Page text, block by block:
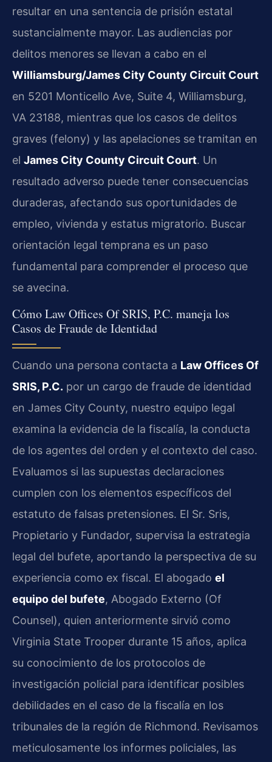
resultar en una sentencia de prisión estatal
sustancialmente mayor. Las audiencias por
delitos menores se llevan a cabo en el
Williamsburg/James City County Circuit Court
en 5201 Monticello Ave, Suite 4, Williamsburg,
VA 23188, mientras que los casos de delitos
graves (felony) y las apelaciones se tramitan en
el James City County Circuit Court. Un
resultado adverso puede tener consecuencias
duraderas, afectando sus oportunidades de
empleo, vivienda y estatus migratorio. Buscar
orientación legal temprana es un paso
fundamental para comprender el proceso que
se avecina.
Cómo Law Offices Of SRIS, P.C. maneja los
Casos de Fraude de Identidad
Cuando una persona contacta a Law Offices Of
SRIS, P.C. por un cargo de fraude de identidad
en James City County, nuestro equipo legal
examina la evidencia de la fiscalía, la conducta
de los agentes del orden y el contexto del caso.
Evaluamos si las supuestas declaraciones
cumplen con los elementos específicos del
estatuto de falsas pretensiones. El Sr. Sris,
Propietario y Fundador, supervisa la estrategia
legal del bufete, aportando la perspectiva de su
experiencia como ex fiscal. El abogado el
equipo del bufete, Abogado Externo (Of
Counsel), quien anteriormente sirvió como
Virginia State Trooper durante 15 años, aplica
su conocimiento de los protocolos de
investigación policial para identificar posibles
debilidades en el caso de la fiscalía en los
tribunales de la región de Richmond. Revisamos
meticulosamente los informes policiales, las